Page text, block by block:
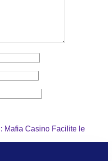
Mafia Casino Facilite le